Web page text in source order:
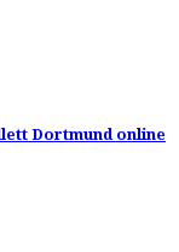
Dortmund online